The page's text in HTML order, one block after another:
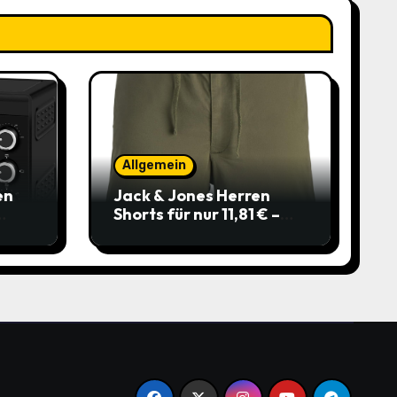
Allgemein
Jack & Jones Herren
Shorts für nur 11,81 € –